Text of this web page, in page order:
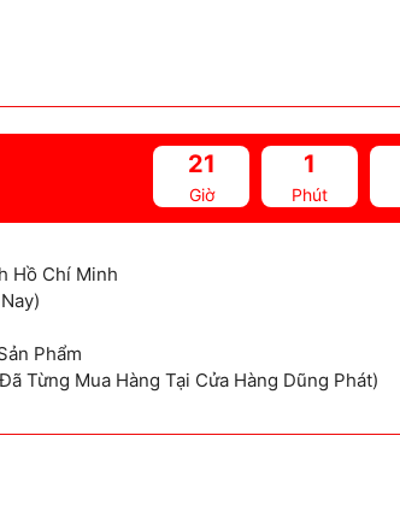
21
Giờ
1
Phút
Hồ Chí Minh
Phẩm
Từng Mua Hàng Tại Cửa Hàng Dũng Phát)